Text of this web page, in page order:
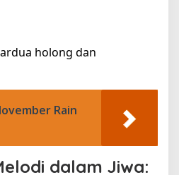
holong dan
Rain
dalam Jiwa: